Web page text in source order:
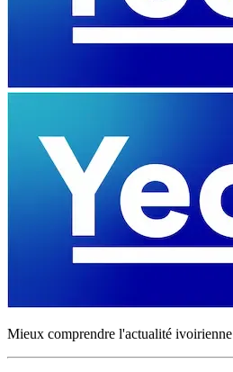
Mieux comprendre l'actualité ivoirienne